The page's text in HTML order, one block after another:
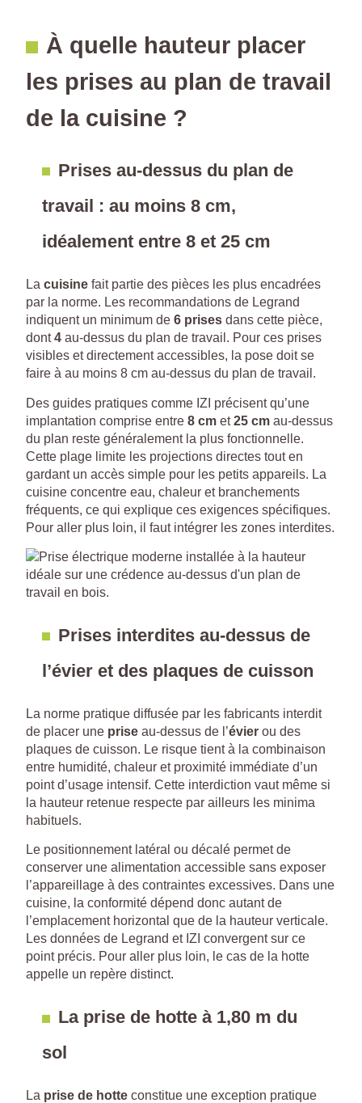
À quelle hauteur placer
les prises au plan de travail
de la cuisine ?
Prises au-dessus du plan de
travail : au moins 8 cm,
idéalement entre 8 et 25 cm
La cuisine fait partie des pièces les plus encadrées
par la norme. Les recommandations de Legrand
indiquent un minimum de 6 prises dans cette pièce,
dont4 au-dessus du plan de travail. Pour ces prises
visibles et directement accessibles, la pose doit se
faire à au moins 8 cm au-dessus du plan de travail.
Des guides pratiques comme IZI précisent qu’une
implantation comprise entre 8 cm et25 cm au-dessus
du plan reste généralement la plus fonctionnelle.
Cette plage limite les projections directes tout en
gardant un accès simple pour les petits appareils. La
cuisine concentre eau, chaleur et branchements
fréquents, ce qui explique ces exigences spécifiques.
Pour aller plus loin, il faut intégrer les zones interdites.
Prises interdites au-dessus de
l’évier et des plaques de cuisson
La norme pratique diffusée par les fabricants interdit
de placer une prise au-dessus de l’évier ou des
plaques de cuisson. Le risque tient à la combinaison
entre humidité, chaleur et proximité immédiate d’un
point d’usage intensif. Cette interdiction vaut même si
la hauteur retenue respecte par ailleurs les minima
habituels.
Le positionnement latéral ou décalé permet de
conserver une alimentation accessible sans exposer
l’appareillage à des contraintes excessives. Dans une
cuisine, la conformité dépend donc autant de
l’emplacement horizontal que de la hauteur verticale.
Les données de Legrand et IZI convergent sur ce
point précis. Pour aller plus loin, le cas de la hotte
appelle un repère distinct.
La prise de hotte à 1,80 m du
sol
La prise de hotte constitue une exception pratique